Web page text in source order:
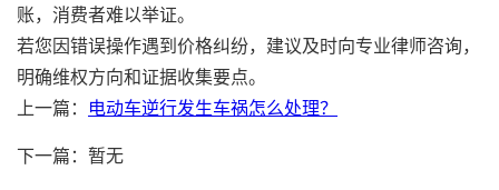
账，消费者难以举证。
若您因错误操作遇到价格纠纷，建议及时向专业律师咨询，
明确维权方向和证据收集要点。
上一篇：
电动车逆行发生车祸怎么处理？
下一篇：暂无